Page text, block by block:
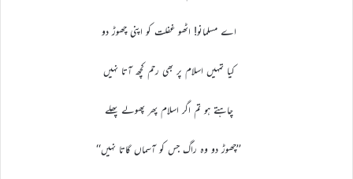
اے مسلمانو! اٹھو غفلت کو اپنی چھوڑ دو
کیا تمہیں اسلام پر بھی رحم کچھ آتا نہیں
چاہتے ہو تم اگر اسلام پھر پھولے پھلے
’’چھوڑ دو وہ راگ جس کو آسماں گاتا نہیں‘‘